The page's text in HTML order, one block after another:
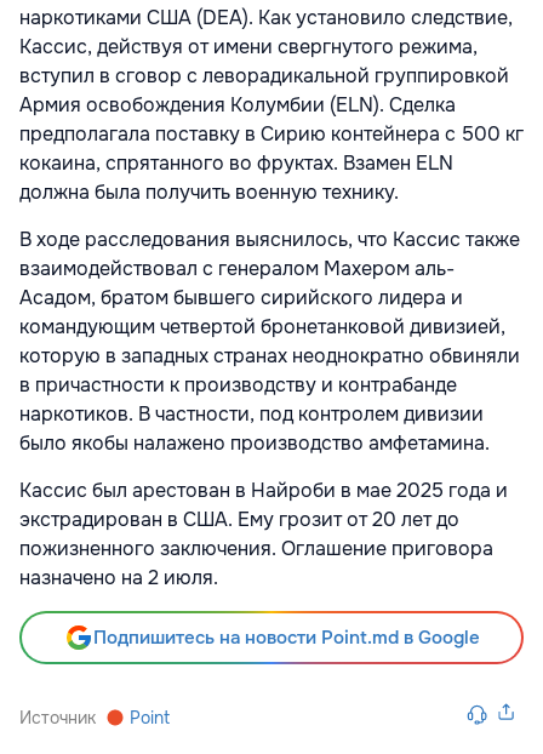
наркотиками США (DEA). Как установило следствие,
Кассис, действуя от имени свергнутого режима,
вступил в сговор с леворадикальной группировкой
Армия освобождения Колумбии (ELN). Сделка
предполагала поставку в Сирию контейнера с 500 кг
кокаина, спрятанного во фруктах. Взамен ELN
должна была получить военную технику.
В ходе расследования выяснилось, что Кассис также
взаимодействовал с генералом Махером аль-
Асадом, братом бывшего сирийского лидера и
командующим четвертой бронетанковой дивизией,
которую в западных странах неоднократно обвиняли
в причастности к производству и контрабанде
наркотиков. В частности, под контролем дивизии
было якобы налажено производство амфетамина.
Кассис был арестован в Найроби в мае 2025 года и
экстрадирован в США. Ему грозит от 20 лет до
пожизненного заключения. Оглашение приговора
назначено на 2 июля.
Подпишитесь на новости Point.md в Google
Источник Point